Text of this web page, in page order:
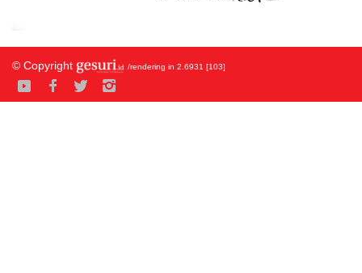
© Copyright /rendering in 2.6931 [103]